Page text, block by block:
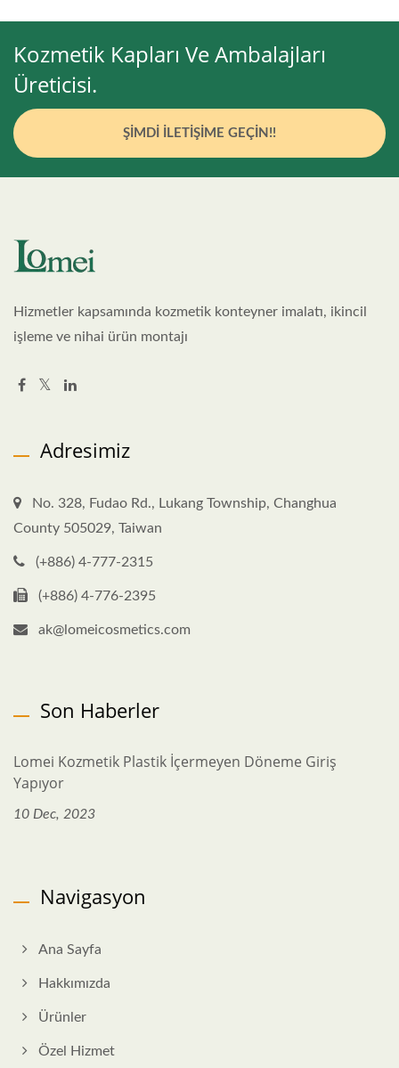
Kozmetik Kapları Ve Ambalajları
Üreticisi.
ŞIMDI İLETIŞIME GEÇIN!!
Hizmetler kapsamında kozmetik konteyner imalatı, ikincil
işleme ve nihai ürün montajı
Adresimiz
No. 328, Fudao Rd., Lukang Township, Changhua
County 505029, Taiwan
(+886) 4-777-2315
(+886) 4-776-2395
ak@lomeicosmetics.com
Son Haberler
Lomei Kozmetik Plastik İçermeyen Döneme Giriş
Yapıyor
10 Dec, 2023
Navigasyon
Ana Sayfa
Hakkımızda
Ürünler
Özel Hizmet